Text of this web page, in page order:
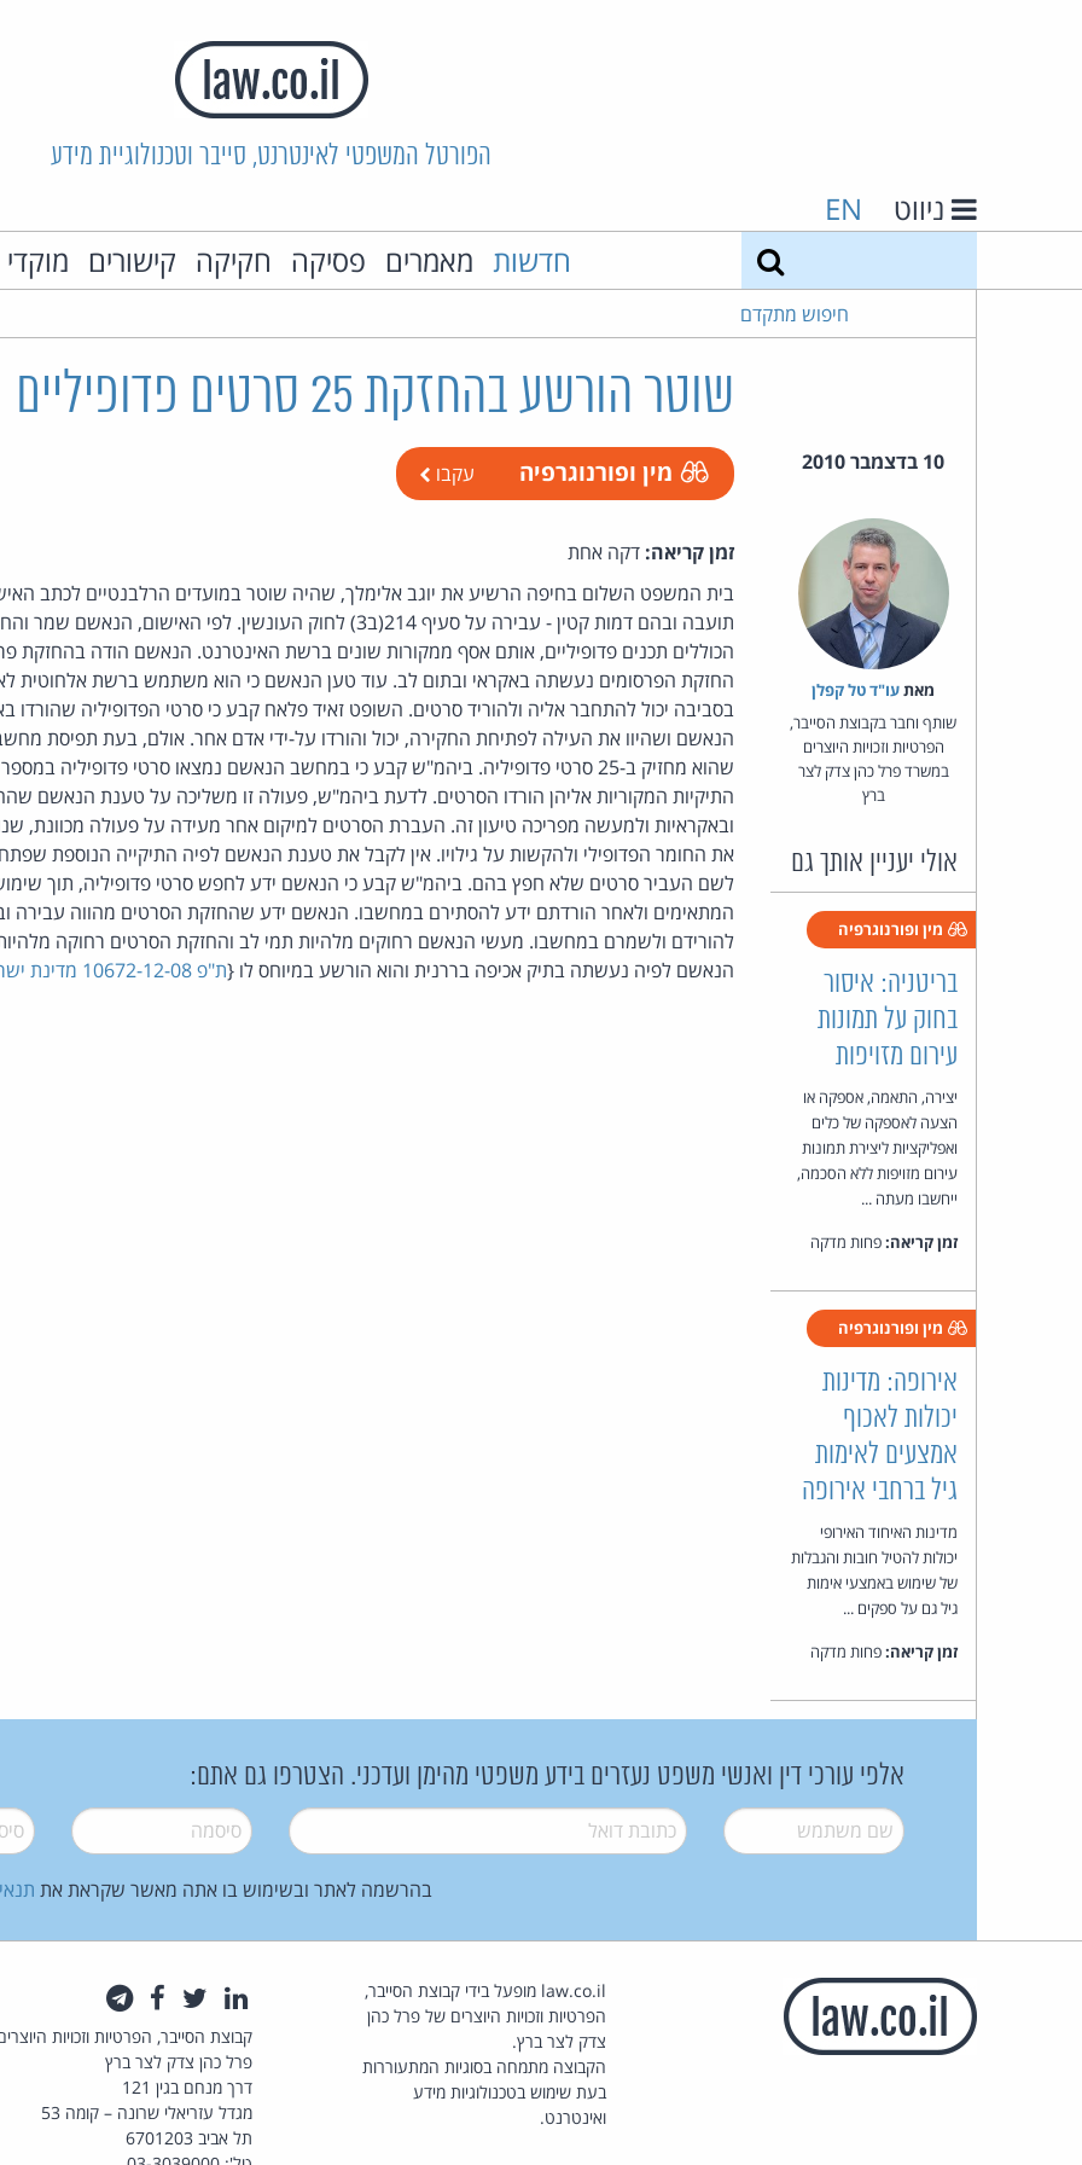
הפורטל המשפטי לאינטרנט, סייבר וטכנולוגיית מידע
ניווט EN
חדשות מאמרים פסיקה חקיקה קישורים
חיפוש מתקדם
שוטר הורשע בהחזקת 25 סרטים פדופיליים
10 בדצמבר 2010 מין ופורנוגרפיה עקבו
מאת‏עו"ד טל קפלן
שותף וחבר בקבוצת הסייבר,
הפרטיות וזכויות היוצרים
במשרד פרל כהן צדק לצר
ברץ
אולי יעניין אותך גם
מין ופורנוגרפיה
בריטניה: איסור
בחוק על תמונות
עירום מזויפות
יצירה, התאמה, אספקה או
הצעה לאספקה של כלים
ואפליקציות ליצירת תמונות
עירום מזויפות ללא הסכמה,
ייחשבו מעתה ...
זמן קריאה:פחות מדקה
מין ופורנוגרפיה
אירופה: מדינות
יכולות לאכוף
אמצעים לאימות
גיל ברחבי אירופה
מדינות האיחוד האירופי
יכולות להטיל חובות והגבלות
של שימוש באמצעי אימות
גיל גם על ספקים ...
זמן קריאה:פחות מדקה
זמן קריאה: דקה אחת
בית המשפט השלום בחיפה הרשיע את יוגב אלימלך, שהיה שוטר במועדים הרלבנטיים לכתב
הכוללים תכנים פדופיליים, אותם אסף ממקורות שונים ברשת האינטרנט. הנאשם הודה בהחזקת
החזקת הפרסומים נעשתה באקראי ובתום לב. עוד טען הנאשם כי הוא משתמש ברשת אלחוטית
הנאשם ושהיוו את העילה לפתיחת החקירה, יכול והורדו על-ידי אדם אחר. אולם, בעת תפיסת
שהוא מחזיק ב-25 סרטי פדופיליה. ביהמ"ש קבע כי במחשב הנאשם נמצאו סרטי פדופיליה
התיקיות המקוריות אליהן הורדו הסרטים. לדעת ביהמ"ש, פעולה זו משליכה על טענת הנאשם
ובאקראיות ולמעשה מפריכה טיעון זה. העברת הסרטים למיקום אחר מעידה על פעולה מכוונת,
את החומר הפדופילי ולהקשות על גילויו. אין לקבל את טענת הנאשם לפיה התיקייה הנוספת שפתח
לשם העביר סרטים שלא חפץ בהם. ביהמ"ש קבע כי הנאשם ידע לחפש סרטי פדופיליה, תוך
המתאימים ולאחר הורדתם ידע להסתירם במחשבו. הנאשם ידע שהחזקת הסרטים מהווה עבירה
להורידם ולשמרם במחשבו. מעשי הנאשם רחוקים מלהיות תמי לב והחזקת הסרטים רחוקה
הנאשם לפיה נעשתה בתיק אכיפה בררנית והוא הורשע במיוחס לו {ת"פ 10672-12-08 מדינת ישראל נ' יוגב אלימלך
אלפי עורכי דין ואנשי משפט נעזרים בידע משפטי מהימן ועדכני. הצטרפו גם אתם:
שם משתמש* דואל* סיסמה*
בהרשמה לאתר ובשימוש בו אתה מאשר שקראת את
law.co.il מופעל בידי קבוצת הסייבר,
הפרטיות וזכויות היוצרים של פרל כהן
צדק לצר ברץ.
הקבוצה מתמחה בסוגיות המתעוררות
בעת שימוש בטכנולוגיות מידע
ואינטרנט.
לינקדאין
טוויטרפייסבוק
קבוצת הסייבר, הפרטיות וזכויות
פרל כהן צדק לצר ברץ
דרך מנחם בגין 121
מגדל עזריאלי שרונה – קומה 53
תל אביב 6701203